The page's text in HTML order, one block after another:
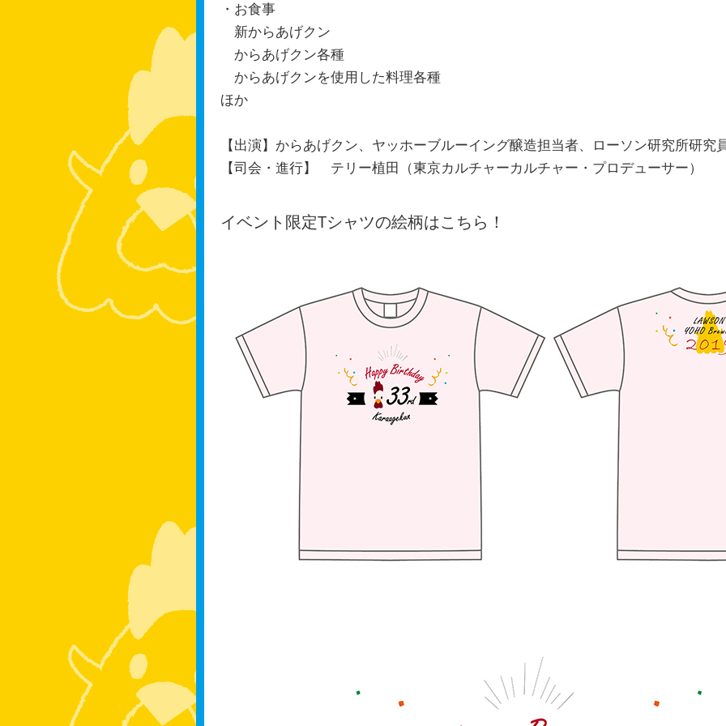
・お食事
新からあげクン
からあげクン各種
からあげクンを使用した料理各種
ほか
【出演】からあげクン、ヤッホーブルーイング醸造担当者、ローソン研究所研究
【司会・進行】 テリー植田（東京カルチャーカルチャー・プロデューサー）
イベント限定Tシャツの絵柄はこちら！